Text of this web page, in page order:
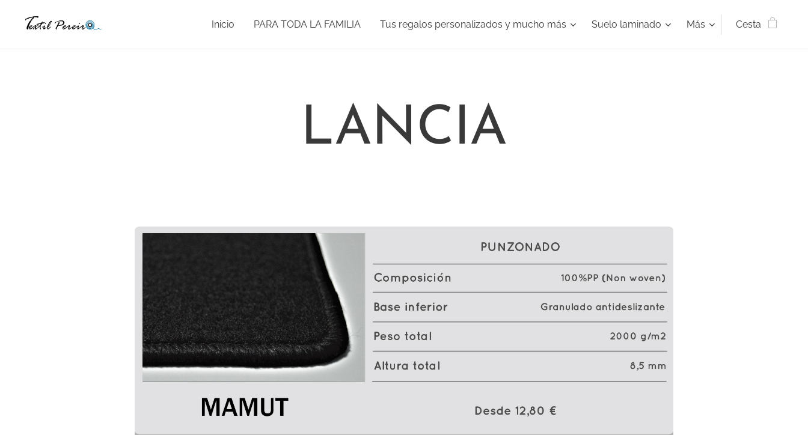
Inicio PARA TODA LA FAMILIA Tus regalos personalizados y mucho más Suelo laminado Más Cesta
LANCIA